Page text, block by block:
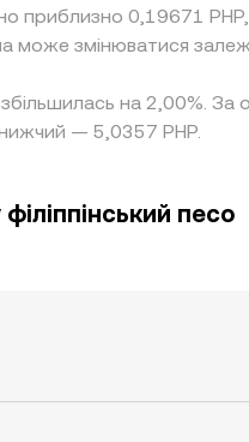
приблизно 0,19671
може змінюватися
на 2,00%.
— 5,0357 PHP.
песо